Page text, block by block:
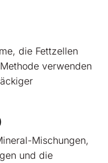
die Fettzellen
verwenden
Mischungen,
und die